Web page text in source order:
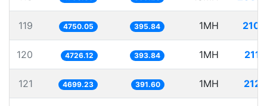
119 4750.05 395.84 1MH
120 4726.12 393.84 1MH
121 4699.23 391.60 1MH